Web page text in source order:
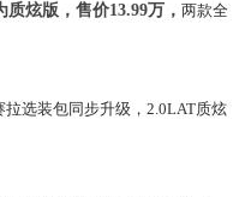
质炫版 ，售价13.99万 ， 两款全
选装包同步升级，2.0LAT质炫